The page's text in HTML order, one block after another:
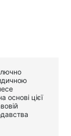
основі цієї